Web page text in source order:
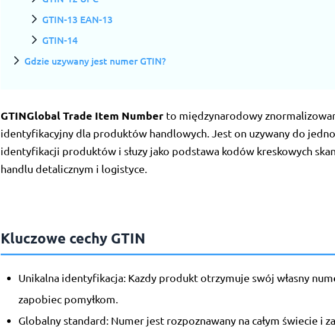
GTIN-13 EAN-13
GTIN-14
Gdzie uzywany jest numer GTIN?
GTINGlobal Trade Item Number to międzynarodowy
identyfikacyjny dla produktów handlowych. Jest on uzywany do
identyfikacji produktów i słuzy jako podstawa kodów kreskowych
handlu detalicznym i logistyce.
Kluczowe cechy GTIN
Unikalna identyfikacja: Kazdy produkt otrzymuje swój własny
zapobiec pomyłkom.
Globalny standard: Numer jest rozpoznawany na całym świecie i